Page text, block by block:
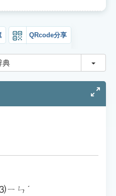
QRcode分享
典 切換
ㄣˊ